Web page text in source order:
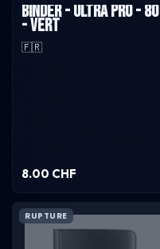
Binder - Ultra pro - 80
- Vert
🇫🇷
8.00 CHF
RUPTURE